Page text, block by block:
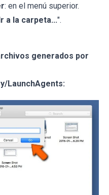
: en el menú superior.
a la carpeta...".
generados por
LaunchAgents: